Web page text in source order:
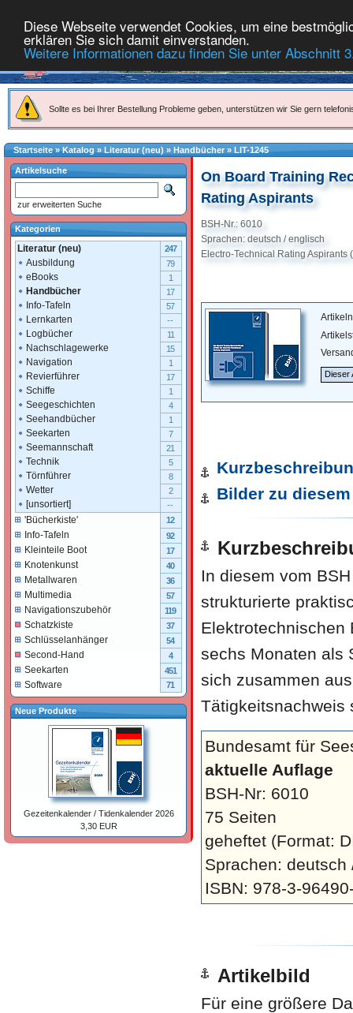
Diese Webseite verwendet Cookies, um eine
erklären Sie sich damit einverstanden.
Weitere Informationen dazu finden Sie unter Abschnitt
Sollte es bei Ihrer Bestellung Probleme geben, unterstützen wir Sie gern
Startseite»Katalog » Literatur (neu) » Handbücher » LIT-1245
On Board Training
Rating Aspirants
BSH-Nr.: 6010
Sprachen: deutsch / englisch
Electro-Technical Rating Aspirants
Dieser
Bilder zu
In diesem vom
strukturierte
Elektrotechnischen
sechs Monaten als
sich zusammen
Tätigkeitsnachweis
Bundesamt für
aktuelle Auflage
BSH-Nr: 6010
75 Seiten
geheftet (Format:
Sprachen:
ISBN: 978-3-
Artikelbild
Für eine größere
Artikelsuche
zur erweiterten Suche
Kategorien
Literatur (neu) 247
Ausbildung 79
eBooks 1
Handbücher 17
Info-Tafeln 57
Lernkarten --
Logbücher 11
Nachschlagewerke 15
Navigation 1
Revierführer 17
Schiffe 1
Seegeschichten 4
Seehandbücher 1
Seekarten 7
Seemannschaft 21
Technik 5
Törnführer 8
Wetter 2
[unsortiert] --
'Bücherkiste' 12
Info-Tafeln 92
Kleinteile Boot 17
Knotenkunst 40
Metallwaren 36
Multimedia 57
Navigationszubehör 119
Schatzkiste 37
Schlüsselanhänger 54
Second-Hand 4
Seekarten 451
Software 71
Neue Produkte
Gezeitenkalender / Tidenkalender 2026
3,30 EUR